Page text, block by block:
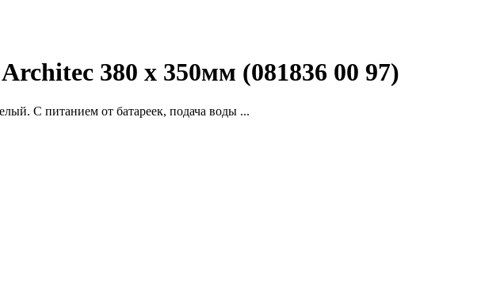
380 x 350мм (081836 00 97)
С питанием от батареек, подача воды ...